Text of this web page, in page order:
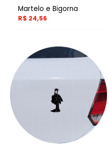
Martelo e Bigorna
R$ 24,56